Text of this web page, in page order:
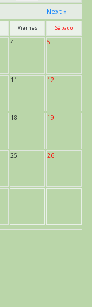
Next »
Viernes Sábado
4 5
11 12
18 19
25 26